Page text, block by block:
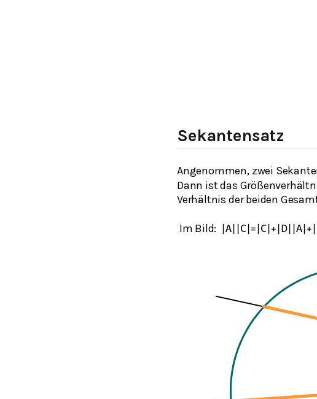
Sekantensatz
Angenommen, zwei
Dann ist das
Verhältnis der beiden
Im Bild: A| C| = C| + D| A| +